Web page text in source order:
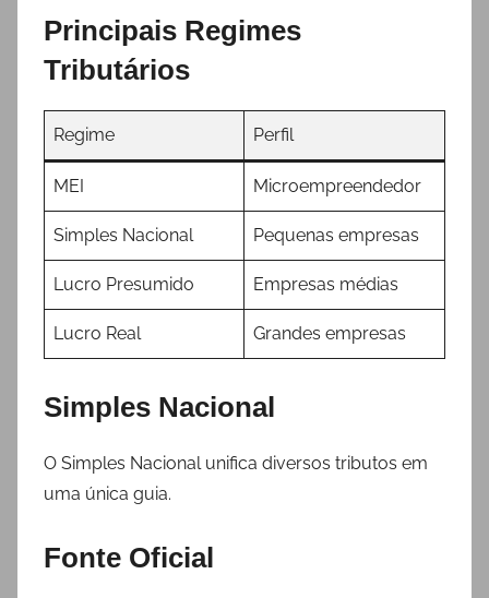
Principais Regimes
Tributários
Regime Perfil
MEI Microempreendedor
Simples Nacional Pequenas empresas
Lucro Presumido Empresas médias
Lucro Real Grandes empresas
Simples Nacional
O Simples Nacional unifica diversos tributos em
uma única guia.
Fonte Oficial